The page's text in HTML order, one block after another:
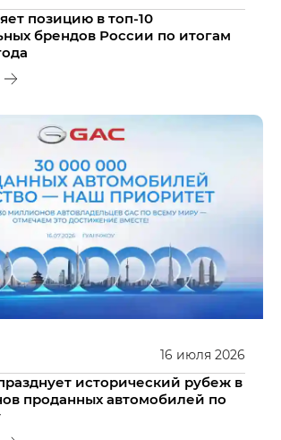
позицию в топ-10
брендов России по итогам
16 июля 2026
исторический рубеж в
проданных автомобилей по